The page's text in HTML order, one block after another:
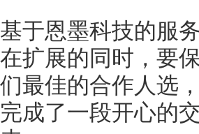
基于恩墨科技的服
在扩展的同时，要
们最佳的合作人选
完成了一段开心的